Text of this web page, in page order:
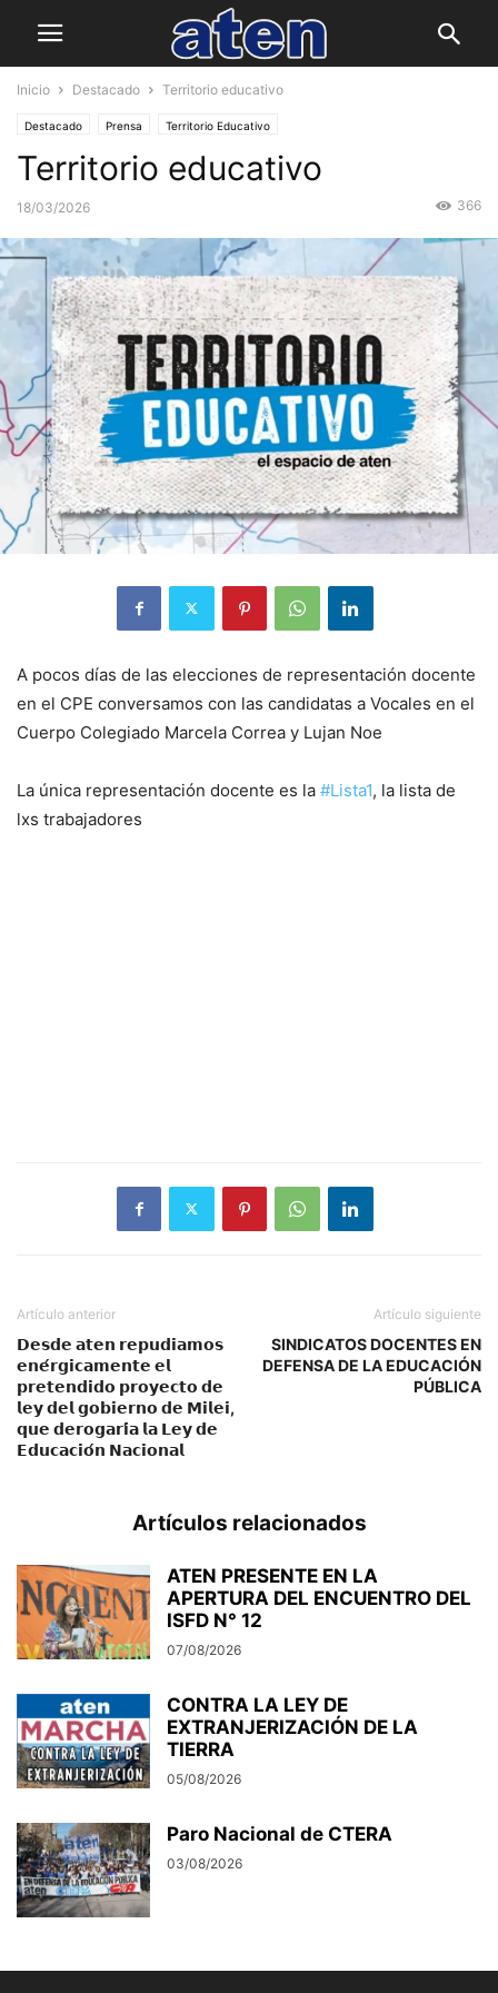
Inicio Destacado Territorio educativo
Destacado Prensa Territorio Educativo
Territorio educativo
18/03/2026 366
A pocos días de las elecciones de representación docente
en el CPE conversamos con las candidatas a Vocales en el
Cuerpo Colegiado Marcela Correa y Lujan Noe
La única representación docente es la #Lista1, la lista de
lxs trabajadores
Artículo anterior
𝗗𝗲𝘀𝗱𝗲 𝗮𝘁𝗲𝗻 𝗿𝗲𝗽𝘂𝗱𝗶𝗮𝗺𝗼𝘀
𝗲𝗻𝗲́𝗿𝗴𝗶𝗰𝗮𝗺𝗲𝗻𝘁𝗲 𝗲𝗹
𝗽𝗿𝗲𝘁𝗲𝗻𝗱𝗶𝗱𝗼 𝗽𝗿𝗼𝘆𝗲𝗰𝘁𝗼 𝗱𝗲
𝗹𝗲𝘆 𝗱𝗲𝗹 𝗴𝗼𝗯𝗶𝗲𝗿𝗻𝗼 𝗱𝗲 𝗠𝗶𝗹𝗲𝗶,
𝗾𝘂𝗲 𝗱𝗲𝗿𝗼𝗴𝗮𝗿𝗶́𝗮 𝗹𝗮 𝗟𝗲𝘆 𝗱𝗲
𝗘𝗱𝘂𝗰𝗮𝗰𝗶𝗼́𝗻 𝗡𝗮𝗰𝗶𝗼𝗻𝗮𝗹
Artículo siguiente
SINDICATOS DOCENTES EN
DEFENSA DE LA EDUCACIÓN
PÚBLICA
Artículos relacionados
ATEN PRESENTE EN LA
APERTURA DEL ENCUENTRO DEL
ISFD N° 12
07/08/2026
CONTRA LA LEY DE
EXTRANJERIZACIÓN DE LA
TIERRA
05/08/2026
Paro Nacional de CTERA
03/08/2026